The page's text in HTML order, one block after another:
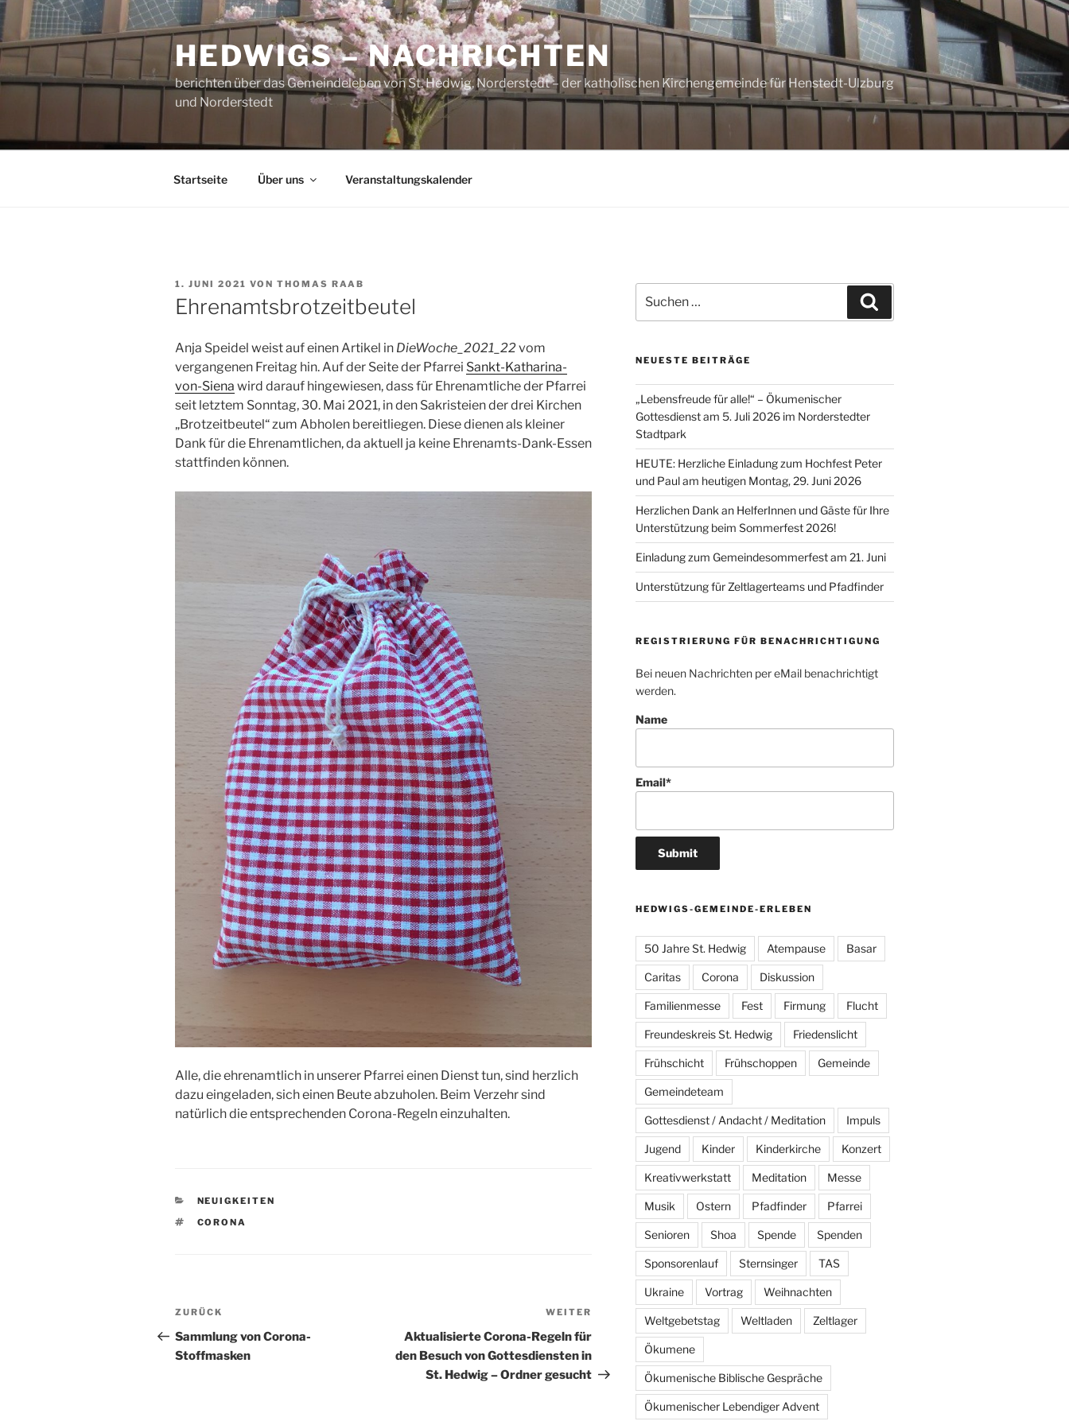
Zum
Inhalt
springen
HEDWIGS – NACHRICHTEN
berichten über das Gemeindeleben von St. Hedwig, Norderstedt – der katholischen Kirchengemeinde für Henstedt-Ulzburg
und Norderstedt
Startseite Über uns Veranstaltungskalender
VERÖFFENTLICHT
AM
1. JUNI 2021 VON THOMAS RAAB
Ehrenamtsbrotzeitbeutel
Anja Speidel weist auf einen Artikel in DieWoche_2021_22vom
vergangenen Freitag hin. Auf der Seite der Pfarrei Sankt-Katharina-
von-Siena wird darauf hingewiesen, dass für Ehrenamtliche der Pfarrei
seit letztem Sonntag, 30. Mai 2021, in den Sakristeien der drei Kirchen
„Brotzeitbeutel“ zum Abholen bereitliegen. Diese dienen als kleiner
Dank für die Ehrenamtlichen, da aktuell ja keine Ehrenamts-Dank-Essen
stattfinden können.
Alle, die ehrenamtlich in unserer Pfarrei einen Dienst tun, sind herzlich
dazu eingeladen, sich einen Beute abzuholen. Beim Verzehr sind
natürlich die entsprechenden Corona-Regeln einzuhalten.
KATEGORIEN
NEUIGKEITEN
SCHLAGWÖRTER
CORONA
Beitragsnavigation
Vorheriger
Beitrag
ZURÜCK
Sammlung von Corona-
Stoffmasken
Nächster
Beitrag
WEITER
Aktualisierte Corona-Regeln für
den Besuch von Gottesdiensten in
St. Hedwig – Ordner gesucht
nach:
NEUESTE BEITRÄGE
„Lebensfreude für alle!“ – Ökumenischer
Gottesdienst am 5. Juli 2026 im Norderstedter
Stadtpark
HEUTE: Herzliche Einladung zum Hochfest Peter
und Paul am heutigen Montag, 29. Juni 2026
Herzlichen Dank an HelferInnen und Gäste für Ihre
Unterstützung beim Sommerfest 2026!
Einladung zum Gemeindesommerfest am 21. Juni
Unterstützung für Zeltlagerteams und Pfadfinder
REGISTRIERUNG FÜR BENACHRICHTIGUNG
Bei neuen Nachrichten per eMail benachrichtigt
werden.
Name
Email*
HEDWIGS-GEMEINDE-ERLEBEN
50 Jahre St. Hedwig Atempause Basar
Caritas Corona Diskussion
Familienmesse Fest Firmung Flucht
Freundeskreis St. Hedwig Friedenslicht
Frühschicht Frühschoppen Gemeinde
Gemeindeteam
Gottesdienst / Andacht / Meditation Impuls
Jugend Kinder Kinderkirche Konzert
Kreativwerkstatt Meditation Messe
Musik Ostern Pfadfinder Pfarrei
Senioren Shoa Spende Spenden
Sponsorenlauf Sternsinger TAS
Ukraine Vortrag Weihnachten
Weltgebetstag Weltladen Zeltlager
Ökumene
Ökumenische Biblische Gespräche
Ökumenischer Lebendiger Advent